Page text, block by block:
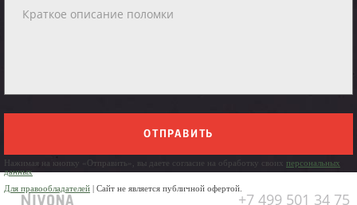
ОТПРАВИТЬ
Нажимая на кнопку «Отправить», вы даете согласие на обработку своих персональных
данных
Для правообладателей | Сайт не является публичной офертой.
+7 499 501 34 75